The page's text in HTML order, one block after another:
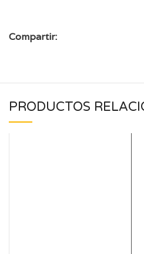
Compartir:
PRODUCTOS